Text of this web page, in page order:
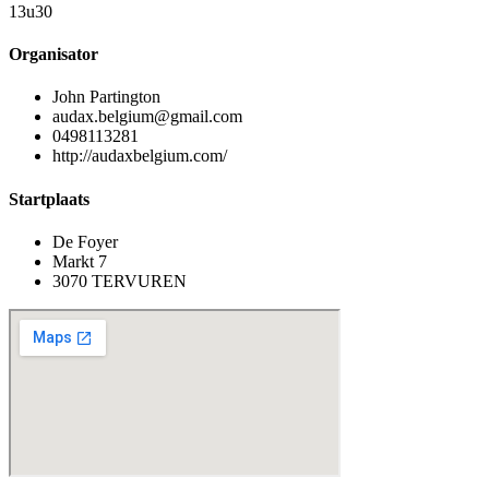
13u30
Organisator
John Partington
audax.belgium@gmail.com
0498113281
http://audaxbelgium.com/
Startplaats
De Foyer
Markt 7
3070 TERVUREN